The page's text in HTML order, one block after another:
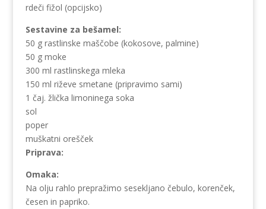
rdeči fižol (opcijsko)
Sestavine za bešamel:
50 g rastlinske maščobe (kokosove, palmine)
50 g moke
300 ml rastlinskega mleka
150 ml riževe smetane (pripravimo sami)
1 čaj. žlička limoninega soka
sol
poper
muškatni orešček
Priprava:
Omaka:
Na olju rahlo prepražimo sesekljano čebulo, korenček,
česen in papriko.